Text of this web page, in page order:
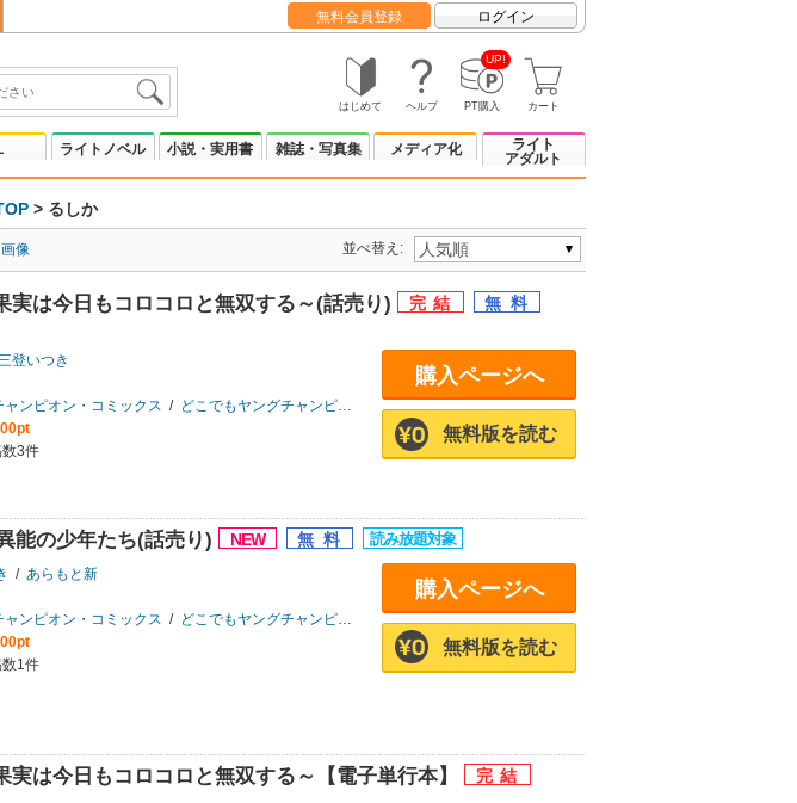
無料会員登録 ログイン
はじめて ヘルプ
UP!
PT購入 カート
ライトノベル 小説・実用書 雑誌・写真集 メディア化
ライト
アダルト
> るしか
画像 並べ替え:
実は今日もコロコロと無双する～(話売り)
登いつき
ャンピオン・コミックス /
どこでもヤングチャンピオン
数3件
購入ページへ
無料版を読む
能の少年たち(話売り)
/ あらもと新
ャンピオン・コミックス /
どこでもヤングチャンピオン
数1件
購入ページへ
無料版を読む
実は今日もコロコロと無双する～【電子単行本】